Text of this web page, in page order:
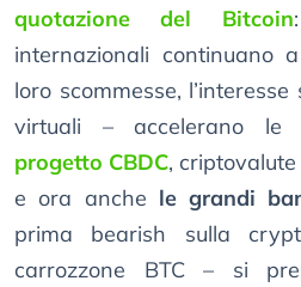
quotazione del Bitcoin
internazionali continuano
loro scommesse,
virtuali – accelerano le
progetto CBDC,
e ora anche le grandi
prima bearish sulla
carrozzone BTC – si